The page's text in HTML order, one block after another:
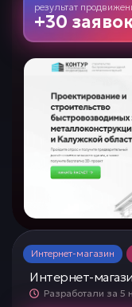
результат
+30
Интернет-магазин
Интернет-
Разработали за 5